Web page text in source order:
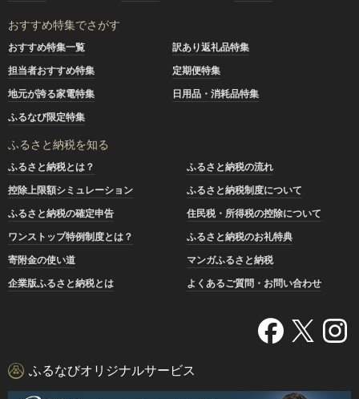
おすすめ特集でさがす
おすすめ特集一覧
訳あり返礼品特集
担当者おすすめ特集
定期便特集
地元が誇る家電特集
日用品・消耗品特集
ふるなび限定特集
ふるさと納税を知る
ふるさと納税とは？
ふるさと納税の流れ
控除上限額シミュレーション
ふるさと納税制度について
ふるさと納税の確定申告
住民税・所得税の控除について
ワンストップ特例制度とは？
ふるさと納税のお礼特典
寄附金の使い道
マンガふるさと納税
企業版ふるさと納税とは
よくあるご質問・お問い合わせ
ふるなびオリジナルサービス